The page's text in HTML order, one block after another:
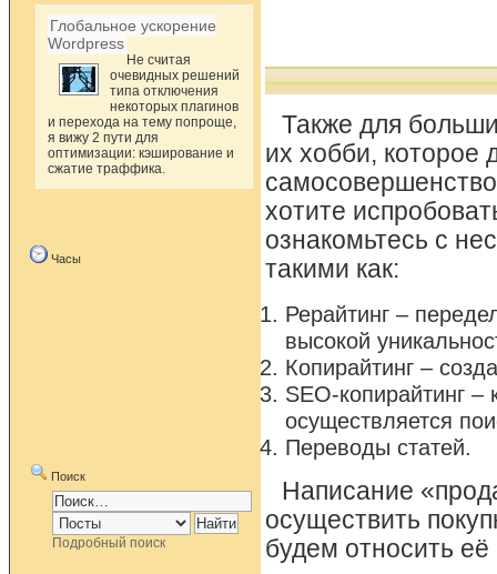
Глобальное ускорение
Wordpress
Не считая
очевидных решений
типа отключения
некоторых плагинов
и перехода на тему попроще,
я вижу 2 пути для
оптимизации: кэширование и
сжатие траффика.
Часы
Поиск
Подробный поиск
Также для
их хобби, которое
хотите
ознакомьтесь с
такими как:
Рерайтинг –
высокой
Копирайтинг –
SEO-копирайтинг
осуществляется
Переводы статей.
Написание
осуществить
будем относить её